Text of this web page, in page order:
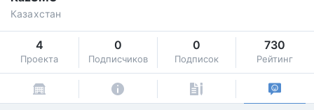
Казахстан
4
Проекта
0
Подписчиков
0
Подписок
730
Рейтинг